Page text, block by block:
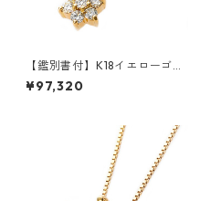
【鑑別書付】K18イエローゴー
ルド 天然ダイヤネックレス ダ
イヤモンドペンダント/ネック
¥97,320